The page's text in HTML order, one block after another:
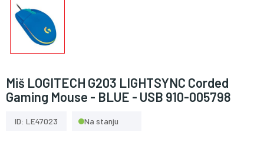
Miš LOGITECH G203 LIGHTSYNC Corded
Gaming Mouse - BLUE - USB 910-005798
ID: LE47023 Na stanju